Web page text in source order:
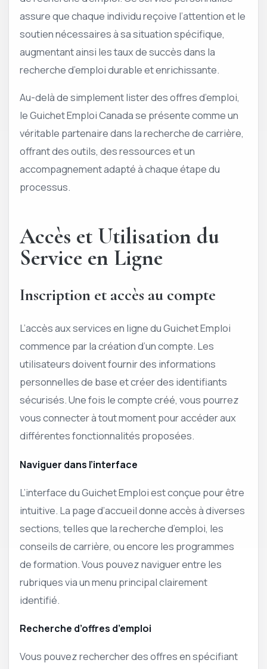
assure que chaque individu reçoive l’attention et le
soutien nécessaires à sa situation spécifique,
augmentant ainsi les taux de succès dans la
recherche d’emploi durable et enrichissante.
Au-delà de simplement lister des offres d’emploi,
le Guichet Emploi Canada se présente comme un
véritable partenaire dans la recherche de carrière,
offrant des outils, des ressources et un
accompagnement adapté à chaque étape du
processus.
Accès et Utilisation du
Service en Ligne
Inscription et accès au compte
L’accès aux services en ligne du Guichet Emploi
commence par la création d’un compte. Les
utilisateurs doivent fournir des informations
personnelles de base et créer des identifiants
sécurisés. Une fois le compte créé, vous pourrez
vous connecter à tout moment pour accéder aux
différentes fonctionnalités proposées.
Naviguer dans l’interface
L’interface du Guichet Emploi est conçue pour être
intuitive. La page d’accueil donne accès à diverses
sections, telles que la recherche d’emploi, les
conseils de carrière, ou encore les programmes
de formation. Vous pouvez naviguer entre les
rubriques via un menu principal clairement
identifié.
Recherche d’offres d’emploi
Vous pouvez rechercher des offres en spécifiant